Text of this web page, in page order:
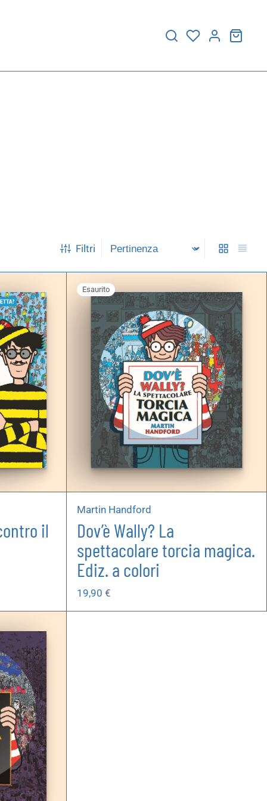
Filtri
il
Esaurito
Martin Handford
Dov’è Wally? La
spettacolare torcia magica.
Ediz. a colori
19,90€